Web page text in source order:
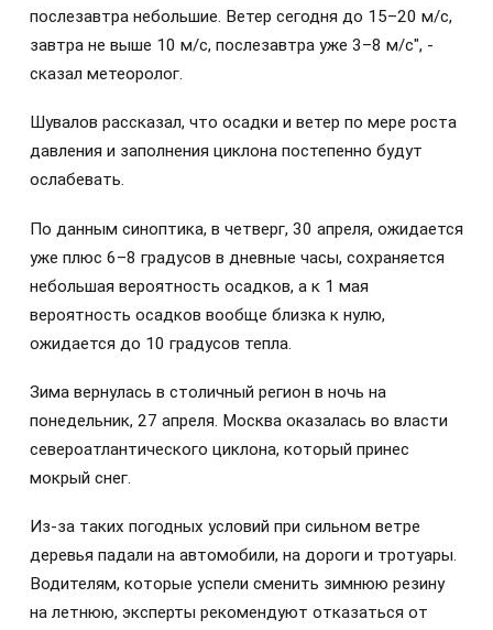
послезавтра небольшие. Ветер сегодня до 15–20 м/с,
завтра не выше 10 м/с, послезавтра уже 3–8 м/с", -
сказал метеоролог.
Шувалов рассказал, что осадки и ветер по мере роста
давления и заполнения циклона постепенно будут
ослабевать.
По данным синоптика, в четверг, 30 апреля, ожидается
уже плюс 6–8 градусов в дневные часы, сохраняется
небольшая вероятность осадков, а к 1 мая
вероятность осадков вообще близка к нулю,
ожидается до 10 градусов тепла.
Зима вернулась в столичный регион в ночь на
понедельник, 27 апреля. Москва оказалась во власти
североатлантического циклона, который принес
мокрый снег.
Из-за таких погодных условий при сильном ветре
деревья падали на автомобили, на дороги и тротуары.
Водителям, которые успели сменить зимнюю резину
на летнюю, эксперты рекомендуют отказаться от